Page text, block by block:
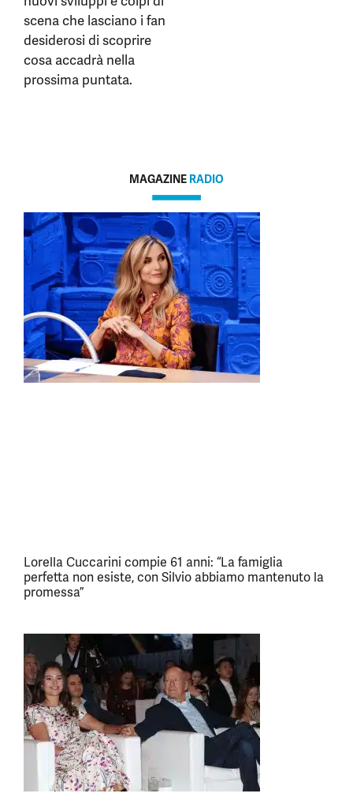
scena che lasciano i fan
desiderosi di scoprire
cosa accadrà nella
prossima puntata.
MAGAZINE RADIO
Lorella Cuccarini compie 61 anni: “La famiglia
perfetta non esiste, con Silvio abbiamo mantenuto la
promessa”